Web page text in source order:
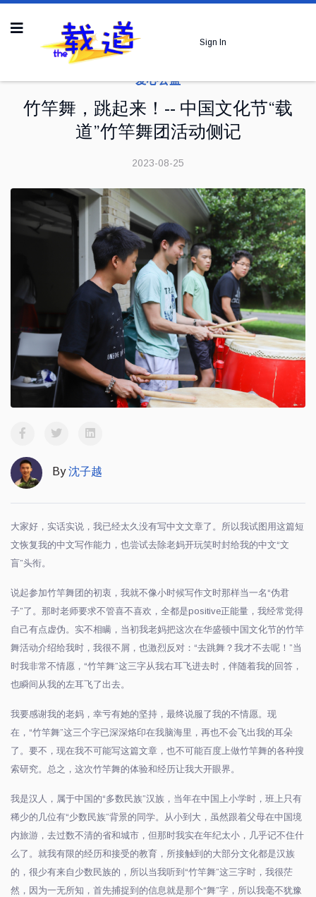
Sign In
爱心公益
竹竿舞，跳起来！-- 中国文化节“载
道”竹竿舞团活动侧记
2023-08-25
By 沈子越
大家好，实话实说，我已经太久没有写中文文章了。所以我试图用这篇短
文恢复我的中文写作能力，也尝试去除老妈开玩笑时封给我的中文“文
盲”头衔。
说起参加竹竿舞团的初衷，我就不像小时候写作文时那样当一名“伪君
子”了。那时老师要求不管喜不喜欢，全都是positive正能量，我经常觉得
自己有点虚伪。实不相瞒，当初我老妈把这次在华盛顿中国文化节的竹竿
舞活动介绍给我时，我很不屑，也激烈反对： “去跳舞？我才不去呢！ ”当
时我非常不情愿， “竹竿舞”这三字从我右耳飞进去时，伴随着我的回答，
也瞬间从我的左耳飞了出去。
我要感谢我的老妈，幸亏有她的坚持，最终说服了我的不情愿。现
在， “竹竿舞”这三个字已深深烙印在我脑海里，再也不会飞出我的耳朵
了。要不，现在我不可能写这篇文章，也不可能百度上做竹竿舞的各种搜
索研究。总之，这次竹竿舞的体验和经历让我大开眼界。
我是汉人，属于中国的“多数民族”汉族，当年在中国上小学时，班上只有
稀少的几位有“少数民族”背景的同学。从小到大，虽然跟着父母在中国境
内旅游，去过数不清的省和城市，但那时我实在年纪太小，几乎记不住什
么了。就我有限的经历和接受的教育，所接触到的大部分文化都是汉族
的，很少有来自少数民族的，所以当我听到 “竹竿舞”这三字时，我很茫
然，因为一无所知，首先捕捉到的信息就是那个“舞”字，所以我毫不犹豫